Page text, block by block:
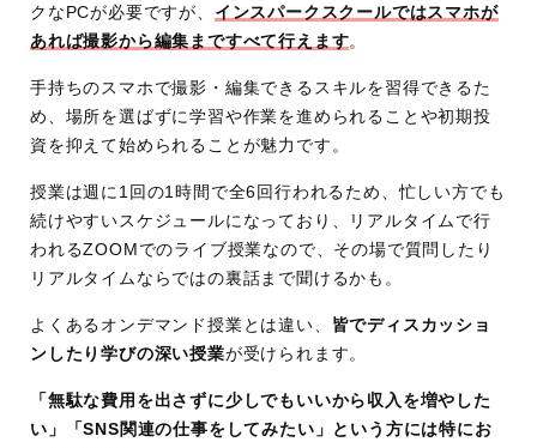
クなPCが必要ですが、 インスパークスクールではスマホが
あれば撮影から編集まですべて行えます。
手持ちのスマホで撮影・編集できるスキルを習得できるた
め、場所を選ばずに学習や作業を進められることや初期投
資を抑えて始められることが魅力です。
授業は週に1回の1時間で全6回行われるため、忙しい方でも
続けやすいスケジュールになっており、リアルタイムで行
われるZOOMでのライブ授業なので、その場で質問したり
リアルタイムならではの裏話まで聞けるかも。
よくあるオンデマンド授業とは違い、 皆でディスカッショ
ンしたり学びの深い授業が受けられます。
「無駄な費用を出さずに少しでもいいから収入を増やした
い」「SNS関連の仕事をしてみたい」という方には特にお